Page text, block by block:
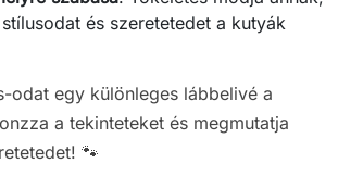
és szeretetedet a kutyák
odat egy különleges lábbelivé a
a tekinteteket és megmutatja
🐾